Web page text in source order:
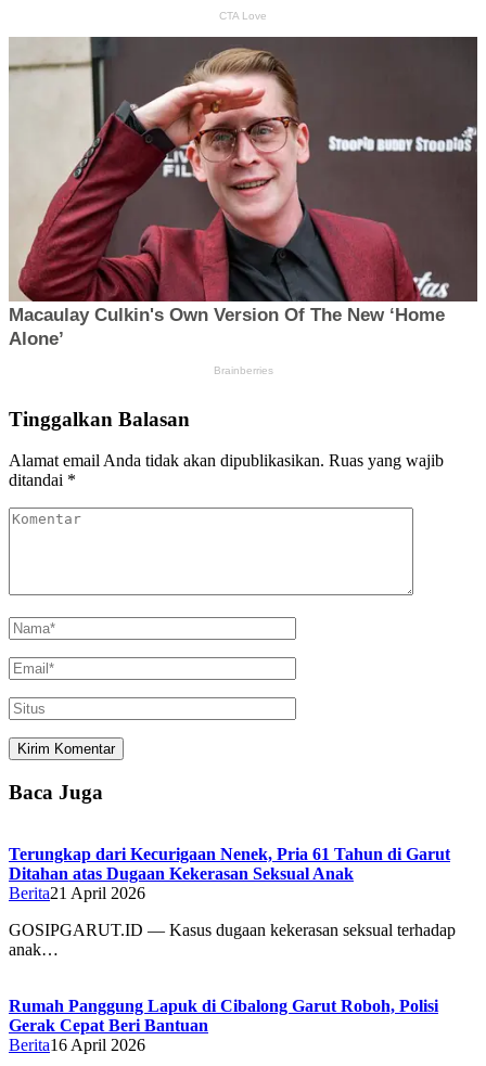
Tinggalkan Balasan
Alamat email Anda tidak akan dipublikasikan. Ruas yang wajib
ditandai *
Baca Juga
Terungkap dari Kecurigaan Nenek, Pria 61 Tahun di Garut
Ditahan atas Dugaan Kekerasan Seksual Anak
Berita21 April 2026
GOSIPGARUT.ID — Kasus dugaan kekerasan seksual terhadap
anak…
Rumah Panggung Lapuk di Cibalong Garut Roboh, Polisi
Gerak Cepat Beri Bantuan
Berita16 April 2026